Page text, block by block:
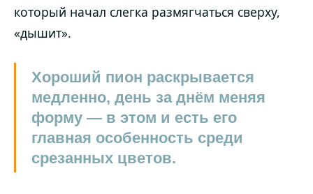
который начал слегка размягчаться сверху,
«дышит».
Хороший пион раскрывается
медленно, день за днём меняя
форму — в этом и есть его
главная особенность среди
срезанных цветов.